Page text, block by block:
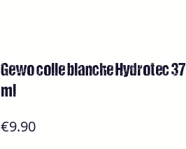
Gewo colle blanche Hydrotec 37
ml
€9.90Price